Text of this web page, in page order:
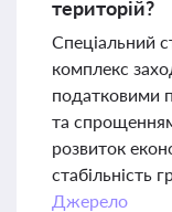
територій?
Спеціальний
комплекс
податковими
та
розвиток
стабільність
Джерело